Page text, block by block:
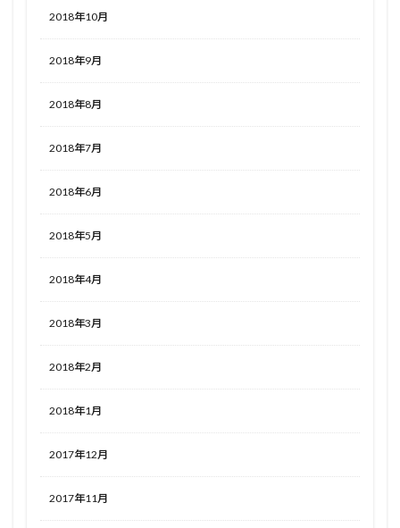
2018年10月
2018年9月
2018年8月
2018年7月
2018年6月
2018年5月
2018年4月
2018年3月
2018年2月
2018年1月
2017年12月
2017年11月